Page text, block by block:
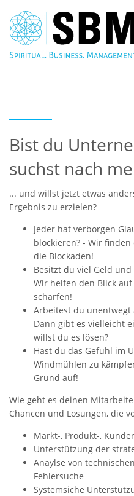
Bist du
suchst nach
... und willst jetzt etwas
Ergebnis zu erzielen?
Jeder hat verborgen
blockieren? - Wir
die Blockaden!
Besitzt du viel Geld
Wir helfen den Blick
schärfen!
Arbeitest du unentwegt
Dann gibt es vielleicht
willst du es lösen?
Hast du das Gefühl im
Windmühlen zu
Grund auf!
Wie geht es deinen
Chancen und Lösungen, die
Markt-, Produkt-,
Unterstützung der
Anaylse von
Fehlersuche
Systemsiche